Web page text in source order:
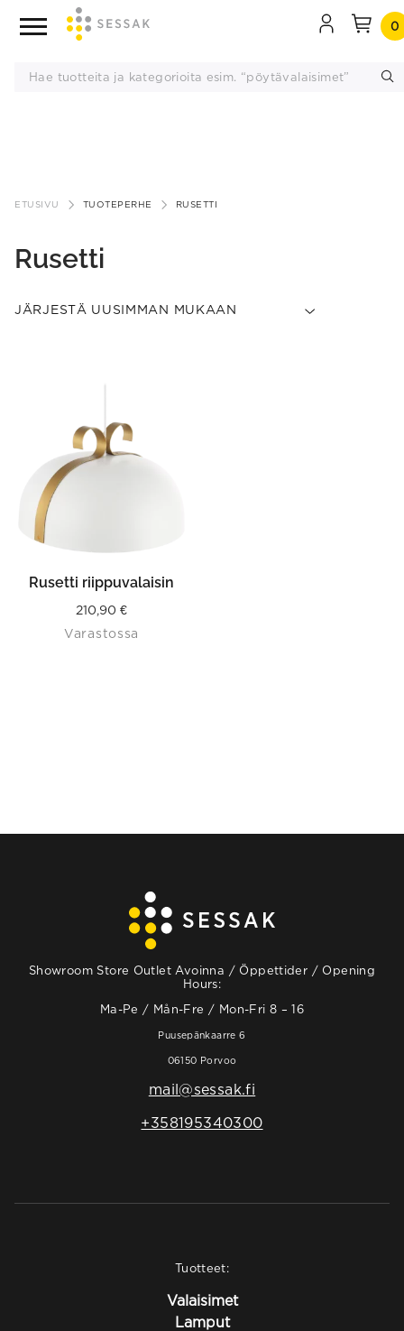
sisältöön
0
ETUSIVU TUOTEPERHE RUSETTI
Rusetti
Rusetti riippuvalaisin
210,90 €
Varastossa
Showroom Store Outlet Avoinna / Öppettider / Opening
Hours:
Ma-Pe / Mån-Fre / Mon-Fri 8 – 16
Puusepänkaarre 6
06150 Porvoo
mail@sessak.fi
+358195340300
Tuotteet:
Valaisimet
Lamput